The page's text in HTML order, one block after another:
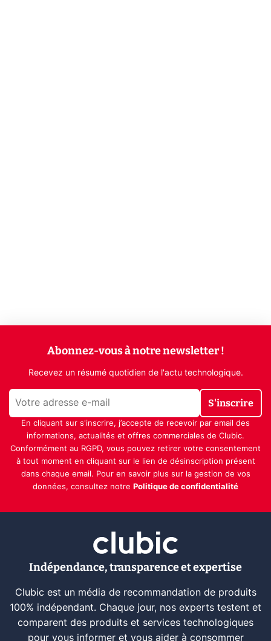
Abonnez-vous à notre newsletter !
Recevez un résumé quotidien de l'actu technologique.
S'inscrire
En cliquant sur s'inscrire, j’accepte de recevoir par email des
informations, actualités et offres commerciales de Clubic.
Conformément au RGPD, vous pouvez retirer votre consentement
à tout moment en cliquant sur le lien de désinscription présent
dans chaque email. Pour en savoir plus sur la gestion de vos
données, consultez notre Politique de confidentialité
Indépendance, transparence et expertise
Clubic est un média de recommandation de produits
100% indépendant. Chaque jour, nos experts testent et
comparent des produits et services technologiques
pour vous informer et vous aider à consommer